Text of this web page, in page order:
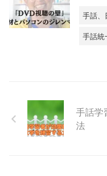
手話、
手話統
手話学
法